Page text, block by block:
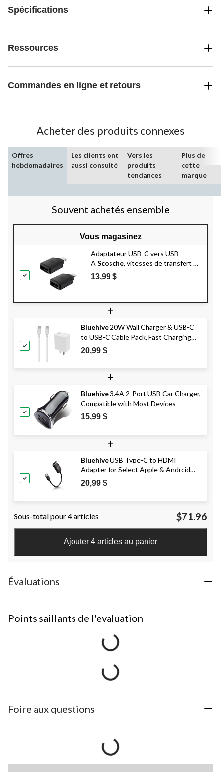
Spécifications
Ressources
Commandes en ligne et retours
Acheter des produits connexes
Offres
hebdomadaires
Les clients ont
aussi consulté
Vers les
produits
tendances
Plus de
cette
marque
Souvent achetés ensemble
Vous magasinez
Adaptateur USB-C vers USB-
A Scosche, vitesses de transfert de
données rapides, compatible avec
AppleMD CarPlayMC, noir, paq. 2
13,99 $
+
Bluehive 20W Wall Charger & USB-C
to USB-C Cable Pack, Fast Charging
Compatibility, White
20,99 $
+
Bluehive3.4A 2-Port USB Car Charger,
Compatible with Most Devices
15,99 $
+
BluehiveUSB Type-C to HDMI
Adapter for Select Apple & Android
Devices
20,99 $
Sous-total pour 4 articles $71.96
Ajouter 4 articles au panier
Évaluations
Points saillants de l'evaluation
Foire aux questions